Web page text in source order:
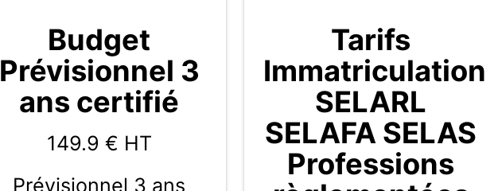
Budget
Prévisionnel 3
ans certifié
149.9 € HT
Prévisionnel 3 ans
Tarifs
Immatriculation
SELARL
SELAFA SELAS
Professions